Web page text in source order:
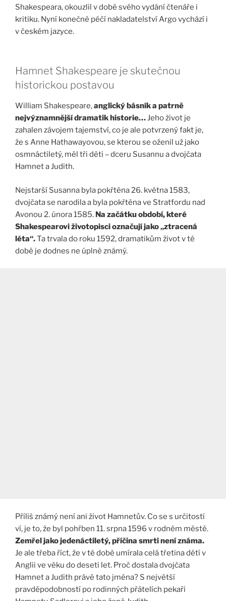
Shakespeara, okouzlil v době svého vydání čtenáře i
kritiku. Nyní konečně péčí nakladatelství Argo vychází i
v českém jazyce.
Hamnet Shakespeare je skutečnou
historickou postavou
William Shakespeare,anglický básník a patrně
nejvýznamnější dramatik historie…Jeho život je
zahalen závojem tajemství, co je ale potvrzený fakt je,
že s Anne Hathawayovou, se kterou se oženil už jako
osmnáctiletý, měl tři děti – dceru Susannu a dvojčata
Hamnet a Judith.
Nejstarší Susanna byla pokřtěna 26. května 1583,
dvojčata se narodila a byla pokřtěna ve Stratfordu nad
Avonou 2. února 1585. Na začátku období, které
Shakespearovi životopisci označují jako „ztracená
léta“.Ta trvala do roku 1592, dramatikům život v té
době je dodnes ne úplně známý.
Příliš známý není ani život Hamnetův. Co se s určitostí
ví, je to, že byl pohřben 11. srpna 1596 v rodném městě.
Zemřel jako jedenáctiletý, příčina smrti není známa.
Je ale třeba říct, že v té době umírala celá třetina dětí v
Anglii ve věku do deseti let. Proč dostala dvojčata
Hamnet a Judith právě tato jména? S největší
pravděpodobností po rodinných přátelích pekaři